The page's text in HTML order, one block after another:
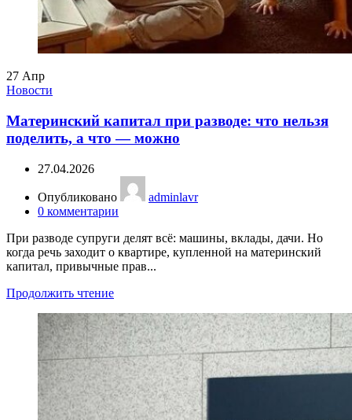
27 Апр
Новости
Материнский капитал при разводе: что нельзя
поделить, а что — можно
27.04.2026
Опубликовано
adminlavr
0 комментарии
При разводе супруги делят всё: машины, вклады, дачи. Но
когда речь заходит о квартире, купленной на материнский
капитал, привычные прав...
Продолжить чтение